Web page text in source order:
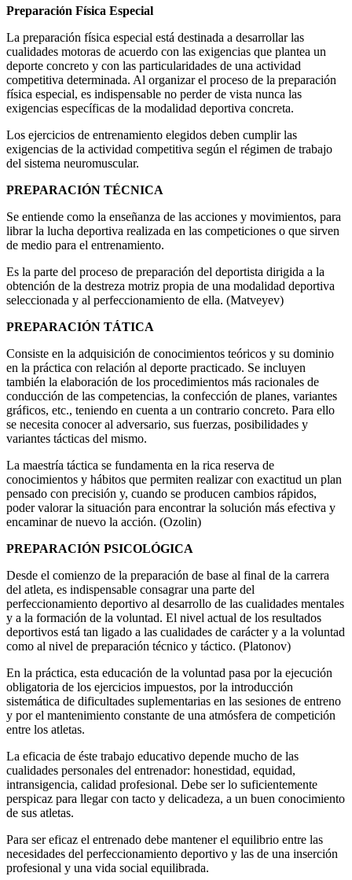
Preparación Física Especial
La preparación física especial está destinada a desarrollar las
cualidades motoras de acuerdo con las exigencias que plantea un
deporte concreto y con las particularidades de una actividad
competitiva determinada. Al organizar el proceso de la preparación
física especial, es indispensable no perder de vista nunca las
exigencias específicas de la modalidad deportiva concreta.
Los ejercicios de entrenamiento elegidos deben cumplir las
exigencias de la actividad competitiva según el régimen de trabajo
del sistema neuromuscular.
PREPARACIÓN TÉCNICA
Se entiende como la enseñanza de las acciones y movimientos, para
librar la lucha deportiva realizada en las competiciones o que sirven
de medio para el entrenamiento.
Es la parte del proceso de preparación del deportista dirigida a la
obtención de la destreza motriz propia de una modalidad deportiva
seleccionada y al perfeccionamiento de ella. (Matveyev)
PREPARACIÓN TÁTICA
Consiste en la adquisición de conocimientos teóricos y su dominio
en la práctica con relación al deporte practicado. Se incluyen
también la elaboración de los procedimientos más racionales de
conducción de las competencias, la confección de planes, variantes
gráficos, etc., teniendo en cuenta a un contrario concreto. Para ello
se necesita conocer al adversario, sus fuerzas, posibilidades y
variantes tácticas del mismo.
La maestría táctica se fundamenta en la rica reserva de
conocimientos y hábitos que permiten realizar con exactitud un plan
pensado con precisión y, cuando se producen cambios rápidos,
poder valorar la situación para encontrar la solución más efectiva y
encaminar de nuevo la acción. (Ozolin)
PREPARACIÓN PSICOLÓGICA
Desde el comienzo de la preparación de base al final de la carrera
del atleta, es indispensable consagrar una parte del
perfeccionamiento deportivo al desarrollo de las cualidades mentales
y a la formación de la voluntad. El nivel actual de los resultados
deportivos está tan ligado a las cualidades de carácter y a la voluntad
como al nivel de preparación técnico y táctico. (Platonov)
En la práctica, esta educación de la voluntad pasa por la ejecución
obligatoria de los ejercicios impuestos, por la introducción
sistemática de dificultades suplementarias en las sesiones de entreno
y por el mantenimiento constante de una atmósfera de competición
entre los atletas.
La eficacia de éste trabajo educativo depende mucho de las
cualidades personales del entrenador: honestidad, equidad,
intransigencia, calidad profesional. Debe ser lo suficientemente
perspicaz para llegar con tacto y delicadeza, a un buen conocimiento
de sus atletas.
Para ser eficaz el entrenado debe mantener el equilibrio entre las
necesidades del perfeccionamiento deportivo y las de una inserción
profesional y una vida social equilibrada.